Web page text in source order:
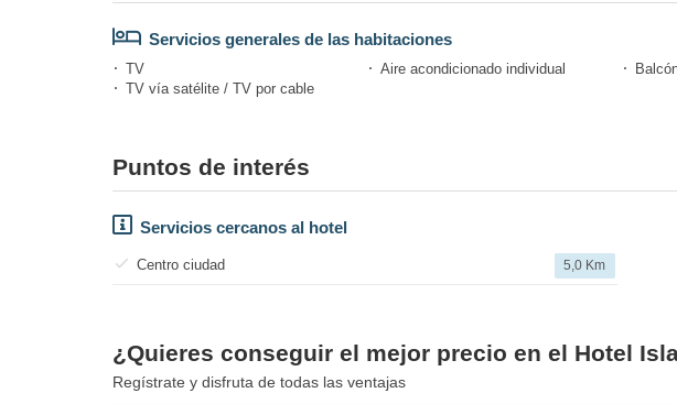
Servicios generales de las habitaciones
TV Aire acondicionado individual
TV vía satélite / TV por cable
Puntos de interés
Servicios cercanos al hotel
Centro ciudad 5,0 Km
¿Quieres conseguir el mejor precio en el Hotel
Regístrate y disfruta de todas las ventajas